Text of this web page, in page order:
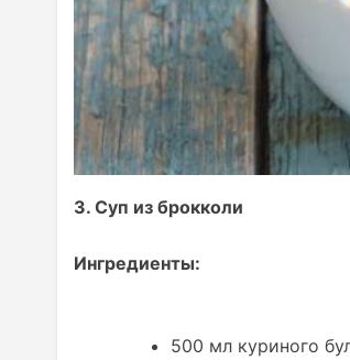
3. Суп из брокколи
Ингредиенты:
500 мл куриного